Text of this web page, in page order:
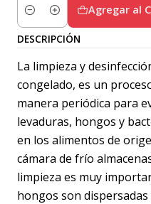
Cantidad
Agregar al
DESCRIPCIÓN
La limpieza y
congelado, es un
manera periódica para
levaduras, hongos y
en los alimentos de
cámara de frío
limpieza es muy
hongos son